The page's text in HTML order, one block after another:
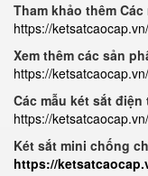
Tham khảo thêm
https://
Xem thêm các sản
https://
Các mẫu két sắt
https://
Két sắt mini chống
https://